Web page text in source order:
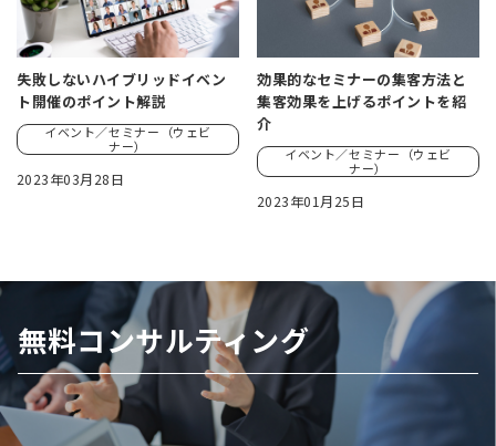
失敗しないハイブリッドイベン
ト開催のポイント解説
イベント／セミナー（ウェビ
ナー）
2023年03月28日
効果的なセミナーの集客方法と
集客効果を上げるポイントを紹
介
イベント／セミナー（ウェビ
ナー）
2023年01月25日
無料コンサルティング